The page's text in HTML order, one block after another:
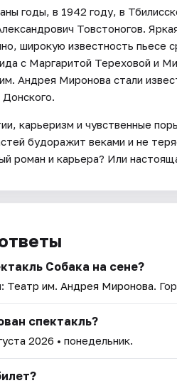
годы, в 1942 году, в
Товстоногов.
широкую известность пьесе
с Маргаритой Тереховой и
Андрея Миронова стали
карьеризм и чувственные
будоражит веками и не
роман и карьера? Или
Собака на сене?
Театр им. Андрея Миронова.
спектакль?
2026 • понедельник.